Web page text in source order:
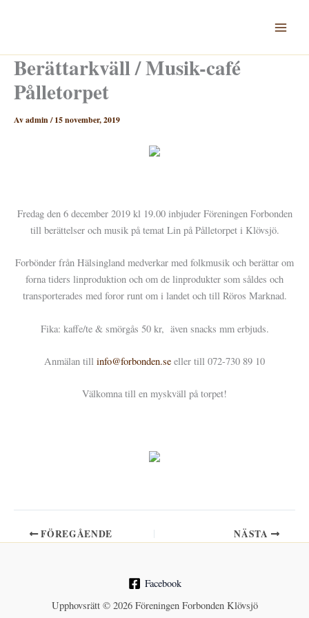
Berättarkväll / Musik-café
Pålletorpet
Avadmin/15 november, 2019
Fredag den 6 december 2019 kl 19.00 inbjuder Föreningen Forbonden
till berättelser och musik på temat Lin på Pålletorpet i Klövsjö.
Forbönder från Hälsingland medverkar med folkmusik och berättar om
forna tiders linproduktion och om de linprodukter som såldes och
transporterades med foror runt om i landet och till Röros Marknad.
Fika: kaffe/te & smörgås 50 kr, även snacks mm erbjuds.
Anmälan till info@forbonden.se eller till 072-730 89 10
Välkomna till en myskväll på torpet!
FÖREGÅENDE NÄSTA
Facebook
Upphovsrätt © 2026 Föreningen Forbonden Klövsjö